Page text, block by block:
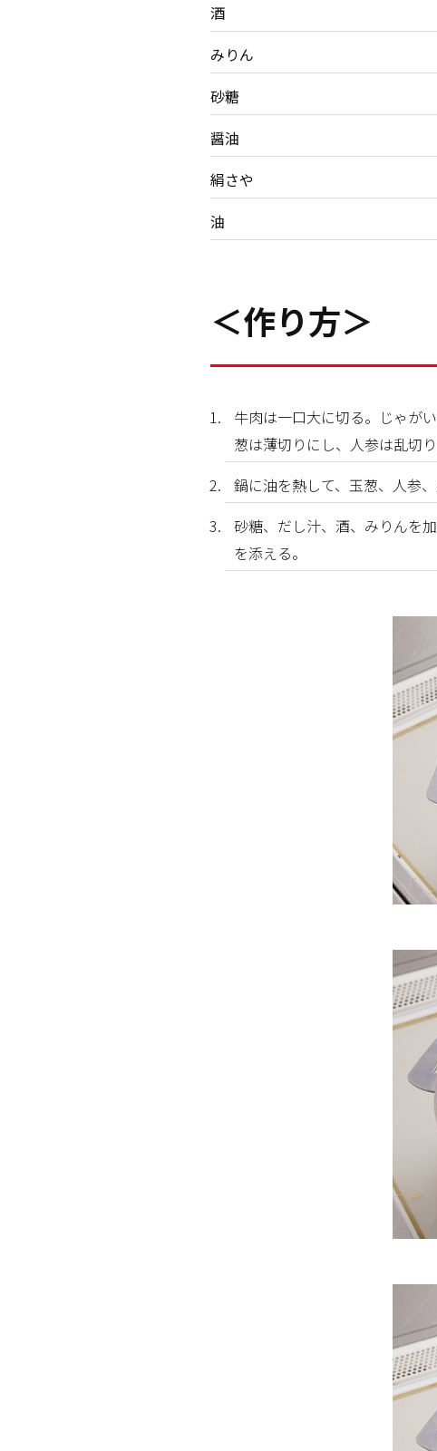
酒
みりん
砂糖
醤油
絹さや
油
＜作り方＞
牛肉は一口大に切る。じゃが
葱は薄切りにし、人参は乱切り
鍋に油を熱して、玉葱、人参
砂糖、だし汁、酒、みりんを
を添える。